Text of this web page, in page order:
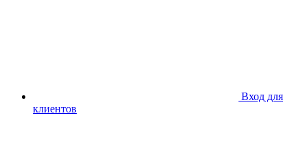
Вход для
клиентов